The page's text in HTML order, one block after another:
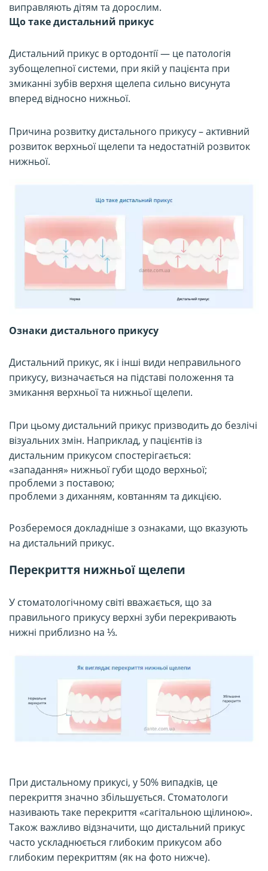
виправляють дітям та дорослим.
Що таке дистальний прикус
Дистальний прикус в ортодонтії — це патологія
зубощелепної системи, при якій у пацієнта при
змиканні зубів верхня щелепа сильно висунута
вперед відносно нижньої.
Причина розвитку дистального прикусу – активний
розвиток верхньої щелепи та недостатній розвиток
нижньої.
Ознаки дистального прикусу
Дистальний прикус, як і інші види неправильного
прикусу, визначається на підставі положення та
змикання верхньої та нижньої щелепи.
При цьому дистальний прикус призводить до безлічі
візуальних змін. Наприклад, у пацієнтів із
дистальним прикусом спостерігається:
«западання» нижньої губи щодо верхньої;
проблеми з поставою;
проблеми з диханням, ковтанням та дикцією.
Розберемося докладніше з ознаками, що вказують
на дистальний прикус.
Перекриття нижньої щелепи
У стоматологічному світі вважається, що за
правильного прикусу верхні зуби перекривають
нижні приблизно на ⅓.
При дистальному прикусі, у 50% випадків, це
перекриття значно збільшується. Стоматологи
називають таке перекриття «сагітальною щілиною».
Також важливо відзначити, що дистальний прикус
часто ускладнюється глибоким прикусом або
глибоким перекриттям (як на фото нижче).